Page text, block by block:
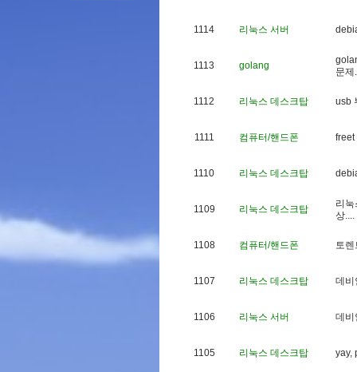
1114 리눅스 서버 debi
1113 golang go a
문제 .
1112 리눅스 데스크탑 usb
1111 컴퓨터/핸드폰 freet
1110 리눅스 데스크탑 debi
1109 리눅스 데스크탑 리 눅
상....
1108 컴퓨터/핸드폰 토렌
1107 리눅스 데스크탑 데 비
1106 리눅스 서버 데 비
1105 리눅스 데스크탑 yay,